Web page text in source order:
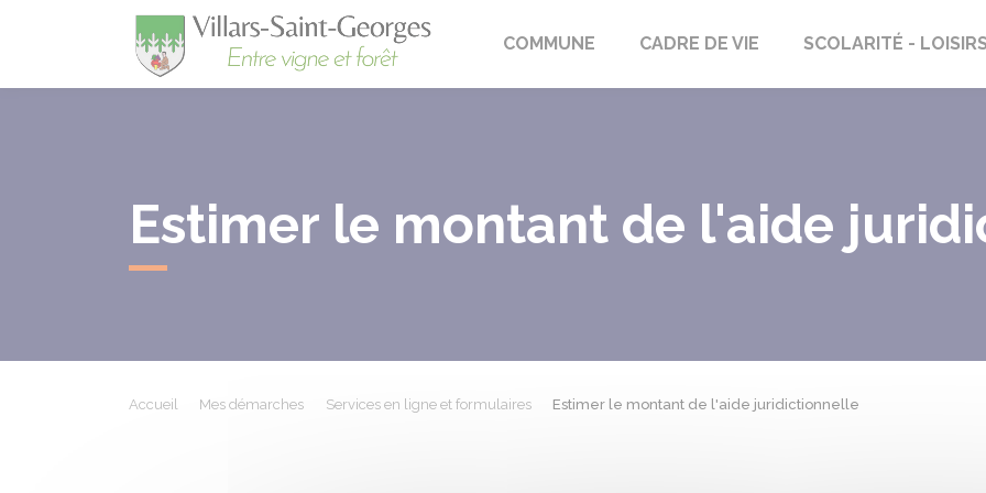
Villars-Saint-Georges
COMMUNE CADRE DE VIE SCOLARITÉ -
Estimer le montant de l'aide
Accueil Mes démarches Services en ligne et formulaires Estimer le montant de l'aide juridictionnelle